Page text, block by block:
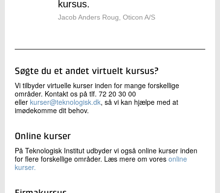
kursus.
Jacob Anders Roug, Oticon A/S
Søgte du et andet virtuelt kursus?
Vi tilbyder virtuelle kurser inden for mange forskellige
områder. Kontakt os på tlf. 72 20 30 00
eller kurser@teknologisk.dk, så vi kan hjælpe med at
imødekomme dit behov.
Online kurser
På Teknologisk Institut udbyder vi også online kurser inden
for flere forskellige områder. Læs mere om vores online
kurser.